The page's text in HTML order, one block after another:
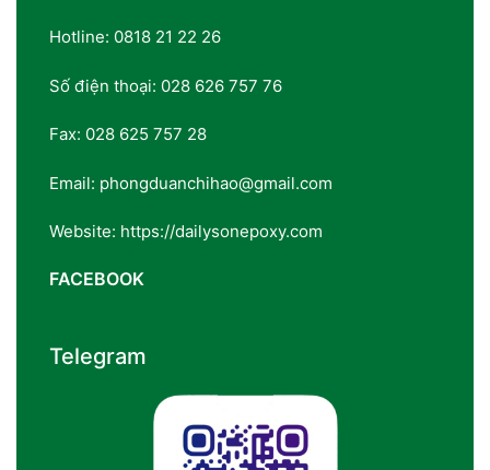
Hotline: 0818 21 22 26
Số điện thoại: 028 626 757 76
Fax: 028 625 757 28
Email: phongduanchihao@gmail.com
Website: https://dailysonepoxy.com
FACEBOOK
Telegram